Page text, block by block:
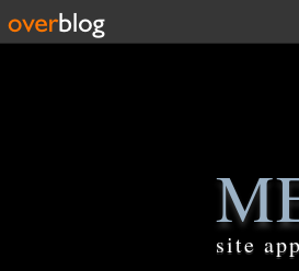
site